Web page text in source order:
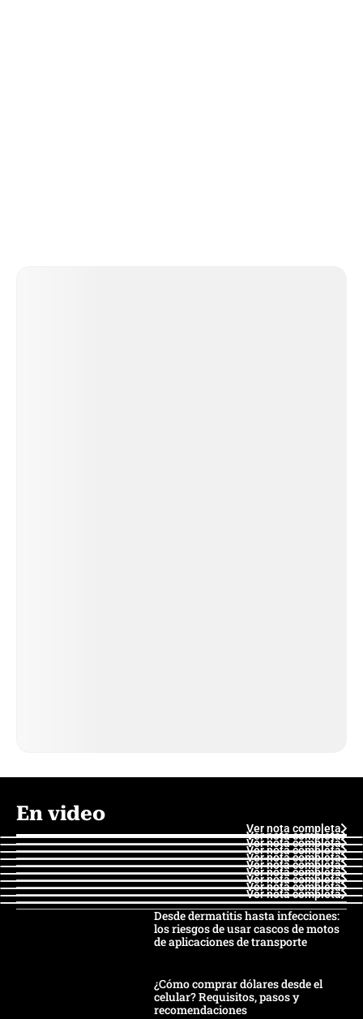
En video
Ver nota completa
Ver nota completa
Ver nota completa
Ver nota completa
Ver nota completa
Ver nota completa
Ver nota completa
Ver nota completa
Ver nota completa
Ver nota completa
Desde dermatitis hasta infecciones:
los riesgos de usar cascos de motos
de aplicaciones de transporte
¿Cómo comprar dólares desde el
celular? Requisitos, pasos y
recomendaciones